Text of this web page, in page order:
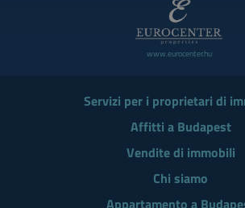
www.eurocenter.hu
Servizi per i proprietari di
Affitti a Budapest
Vendite di immobili
Chi siamo
Appartamento a